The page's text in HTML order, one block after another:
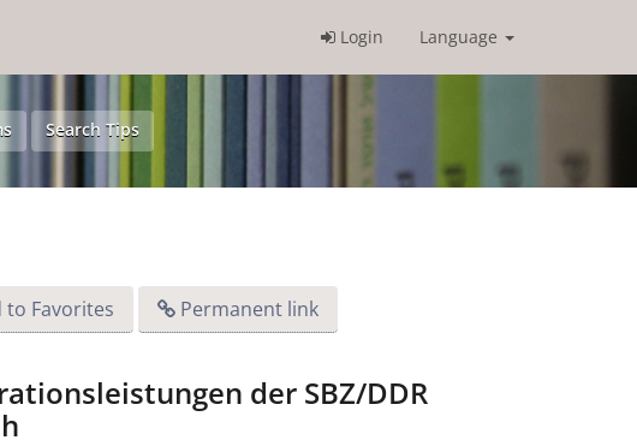
Login Language
Search Tips
to Favorites Permanent link
der SBZ/DDR